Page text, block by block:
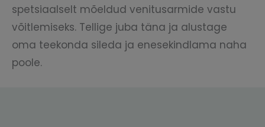
spetsiaalselt mõeldud venitusarmide vastu
võitlemiseks. Tellige juba täna ja alustage
oma teekonda sileda ja enesekindlama naha
poole.